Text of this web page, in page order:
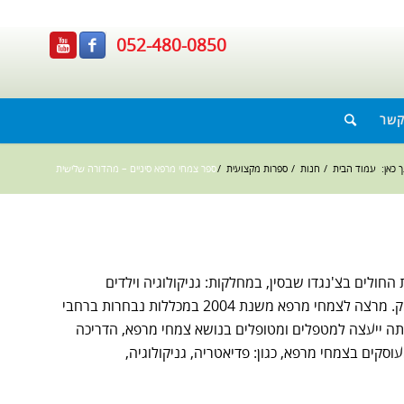
052-480-0850
כאן: עמוד הבית / חנות / ספרות מקצועית /ספר צמחי מרפא סיניים – מהדורה שלישית
והתמחתה בבית החולים בצ'נגדו שבסין, במחלקות: גניקולוגיה וילדים
ובקליניקה פרטית בצ'נגדו אצל מומחה ל–Shang Han Lun. בוגרת קורס לימודי ההמשך "תורת הגזעים והענפים" ובוגרת לימודי סו-ג'וק. מרצה לצמחי מרפא משנת 2004 במכללות נבחרות ברחבי
במפעל לייצור פורמולות מצמחי מרפא סיניים, במשך כ-9 שנים. במסגרת עבודתה ייעצה למטפלים ומטופלים בנושא צמחי מרפא, הדריכה
בצמחי מרפא, כגון: פדיאטריה, גניקולוגיה,